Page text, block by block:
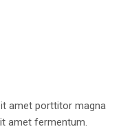
amet porttitor magna
amet fermentum.